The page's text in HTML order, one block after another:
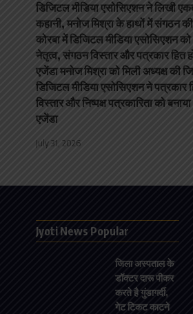
डिजिटल मीडिया एसोसिएशन ने लिखी
कहानी, मनोज मिश्रा के हाथों में संगठन
कोरबा में डिजिटल मीडिया एसोसिएशन को
नेतृत्व, संगठन विस्तार और पत्रकार हित
एजेंडा मनोज मिश्रा को मिली अध्यक्ष की
डिजिटल मीडिया एसोसिएशन ने पत्रकार
विस्तार और निष्पक्ष पत्रकारिता को बनाया
एजेंडा
July 31, 2026
Jyoti News Popular
जिला अस्पताल के
डॉक्टर दारू पीकर
करते है गुंडागर्दी,
गेट टिकट काटने